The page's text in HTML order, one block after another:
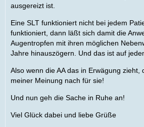
ausgereizt ist.
Eine SLT funktioniert nicht bei jedem
funktioniert, dann läßt sich damit die
Augentropfen mit ihren möglichen
Jahre hinauszögern. Und das ist auf
Also wenn die AA das in Erwägung zieht,
meiner Meinung nach für sie!
Und nun geh die Sache in Ruhe an!
Viel Glück dabei und liebe Grüße